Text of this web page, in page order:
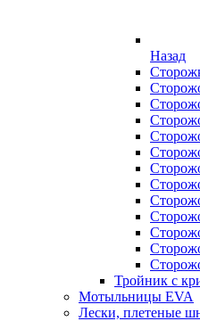
Назад
Тройник с
Мотыльницы EVA
Лески, плетеные